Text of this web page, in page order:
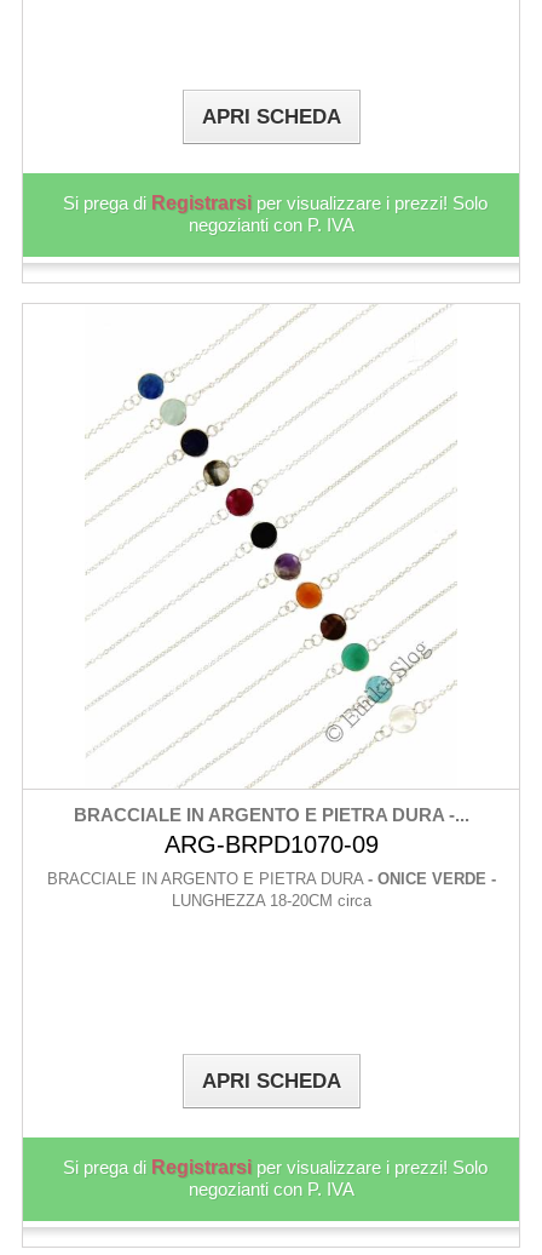
APRI SCHEDA
Si prega di Registrarsi per visualizzare i prezzi! Solo
negozianti con P. IVA
BRACCIALE IN ARGENTO E PIETRA DURA -...
ARG-BRPD1070-09
BRACCIALE IN ARGENTO E PIETRA DURA - ONICE VERDE -
LUNGHEZZA 18-20CM circa
APRI SCHEDA
Si prega di Registrarsi per visualizzare i prezzi! Solo
negozianti con P. IVA